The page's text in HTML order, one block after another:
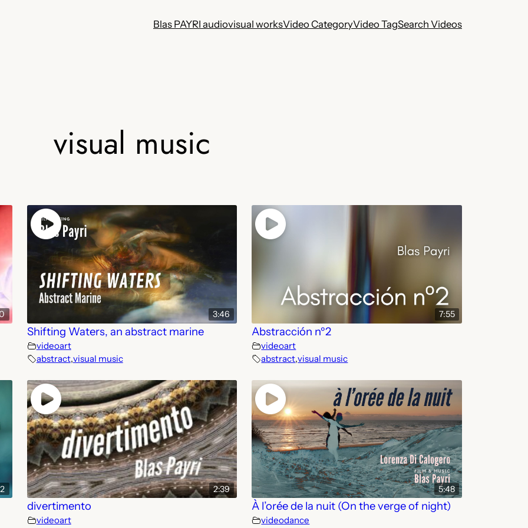
Blas PAYRI audiovisual worksVideo CategoryVideo TagSearch Videos
visual music
3:46
Shifting Waters, an abstract marine
videoart
abstract,visual music
7:55
Abstracción nº2
videoart
abstract,visual music
2:39
divertimento
videoart
5:48
À l’orée de la nuit (On the verge of night)
videodance